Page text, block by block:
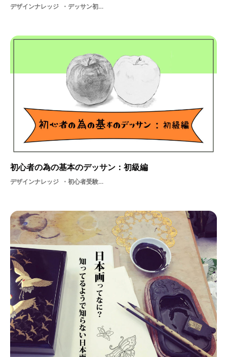
デザインナレッジ デッサン初心者受験基礎基礎知識学ぶ描き方画力美術講座
初心者の為の基本のデッサン：初級編
デザインナレッジ 初心者受験基礎基礎知識学ぶ描き方画力美術講座デッサン